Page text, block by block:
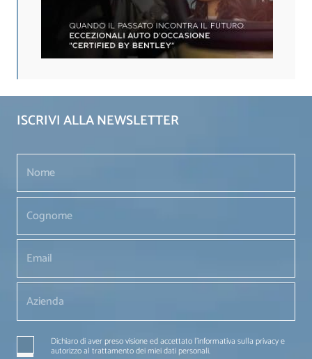
ISCRIVI ALLA NEWSLETTER
Dichiaro di aver preso visione ed accettato l'informativa sulla privacy e
autorizzo al trattamento dei miei dati personali.